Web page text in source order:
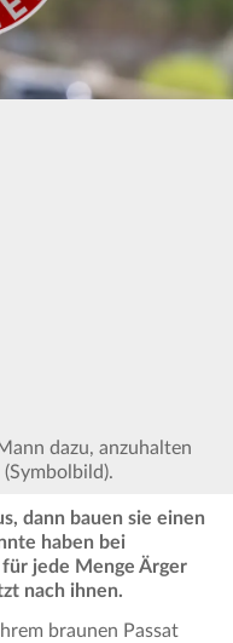
dazu, anzuhalten
dann bauen sie einen
haben bei
jede Menge Ärger
nach ihnen.
braunen Passat